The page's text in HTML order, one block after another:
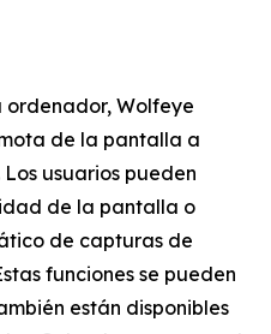
ordenador, Wolfeye
de la pantalla a
usuarios pueden
de la pantalla o
de capturas de
funciones se pueden
están disponibles